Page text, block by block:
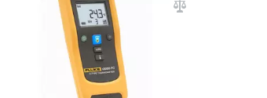
Бренд зі США
Наявність на складі: Львів